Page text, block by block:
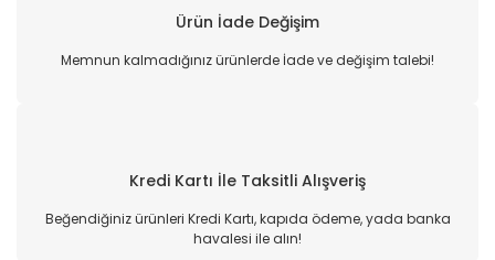
Ürün İade Değişim
Memnun kalmadığınız ürünlerde İade ve değişim talebi!
Kredi Kartı İle Taksitli Alışveriş
Beğendiğiniz ürünleri Kredi Kartı, kapıda ödeme, yada banka
havalesi ile alın!